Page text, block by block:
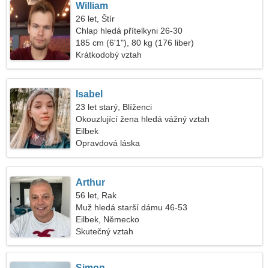
William
26 let, Štír
Chlap hledá přítelkyni 26-30
185 cm (6'1"), 80 kg (176 liber)
Krátkodobý vztah
Isabel
23 let starý, Blíženci
Okouzlující žena hledá vážný vztah
Eilbek
Opravdová láska
Arthur
56 let, Rak
Muž hledá starší dámu 46-53
Eilbek, Německo
Skutečný vztah